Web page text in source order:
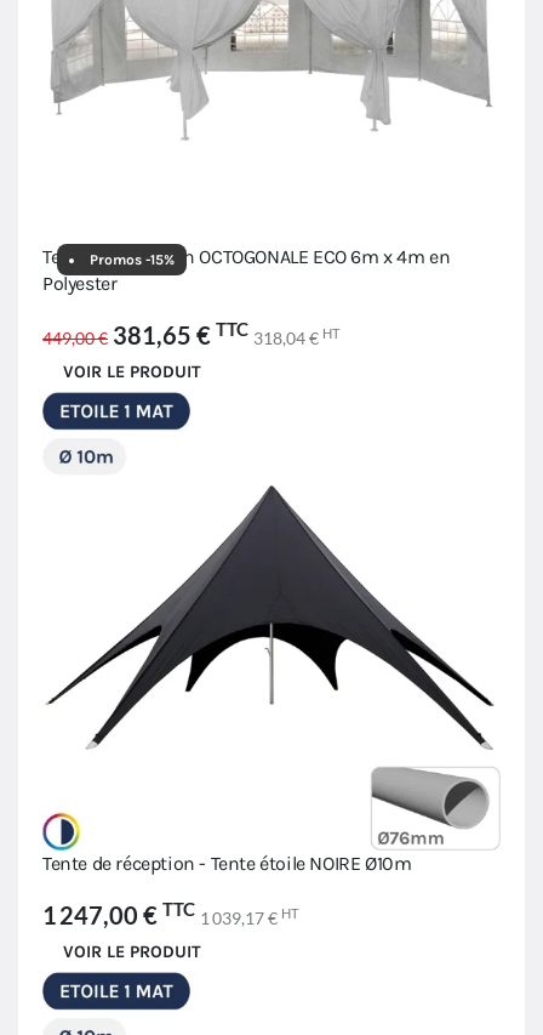
Promos -15%
Tente de réception OCTOGONALE ECO 6m x 4m en
Polyester
449,00 € 381,65 € TTC 318,04 € HT
VOIR LE PRODUIT
Tente de réception - Tente étoile NOIRE Ø10m
1 247,00 € TTC 1 039,17 € HT
VOIR LE PRODUIT